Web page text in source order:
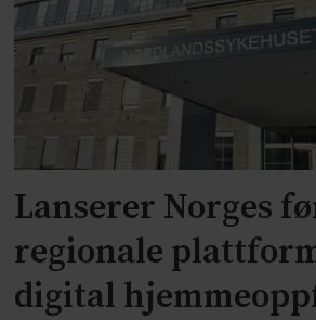
Lanserer Norges
regionale
digital